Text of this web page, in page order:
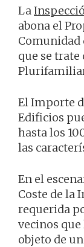
La
abona el
Comunidad
que se
El Importe
Edificios
hasta los
las
En el
Coste de la
requerida
vecinos
objeto de